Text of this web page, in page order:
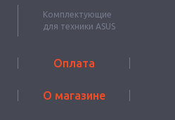
Комплектующие
для техники ASUS
Оплата
О магазине